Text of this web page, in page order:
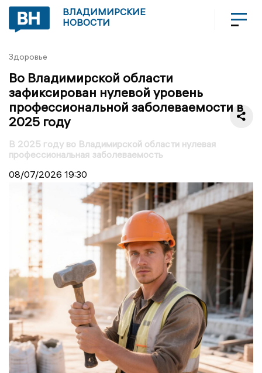
ВЛАДИМИРСКИЕ
НОВОСТИ
Здоровье
Во Владимирской области
зафиксирован нулевой уровень
профессиональной заболеваемости в
2025 году
В 2025 году во Владимирской области нулевая
профессиональная заболеваемость
08/07/2026 19:30